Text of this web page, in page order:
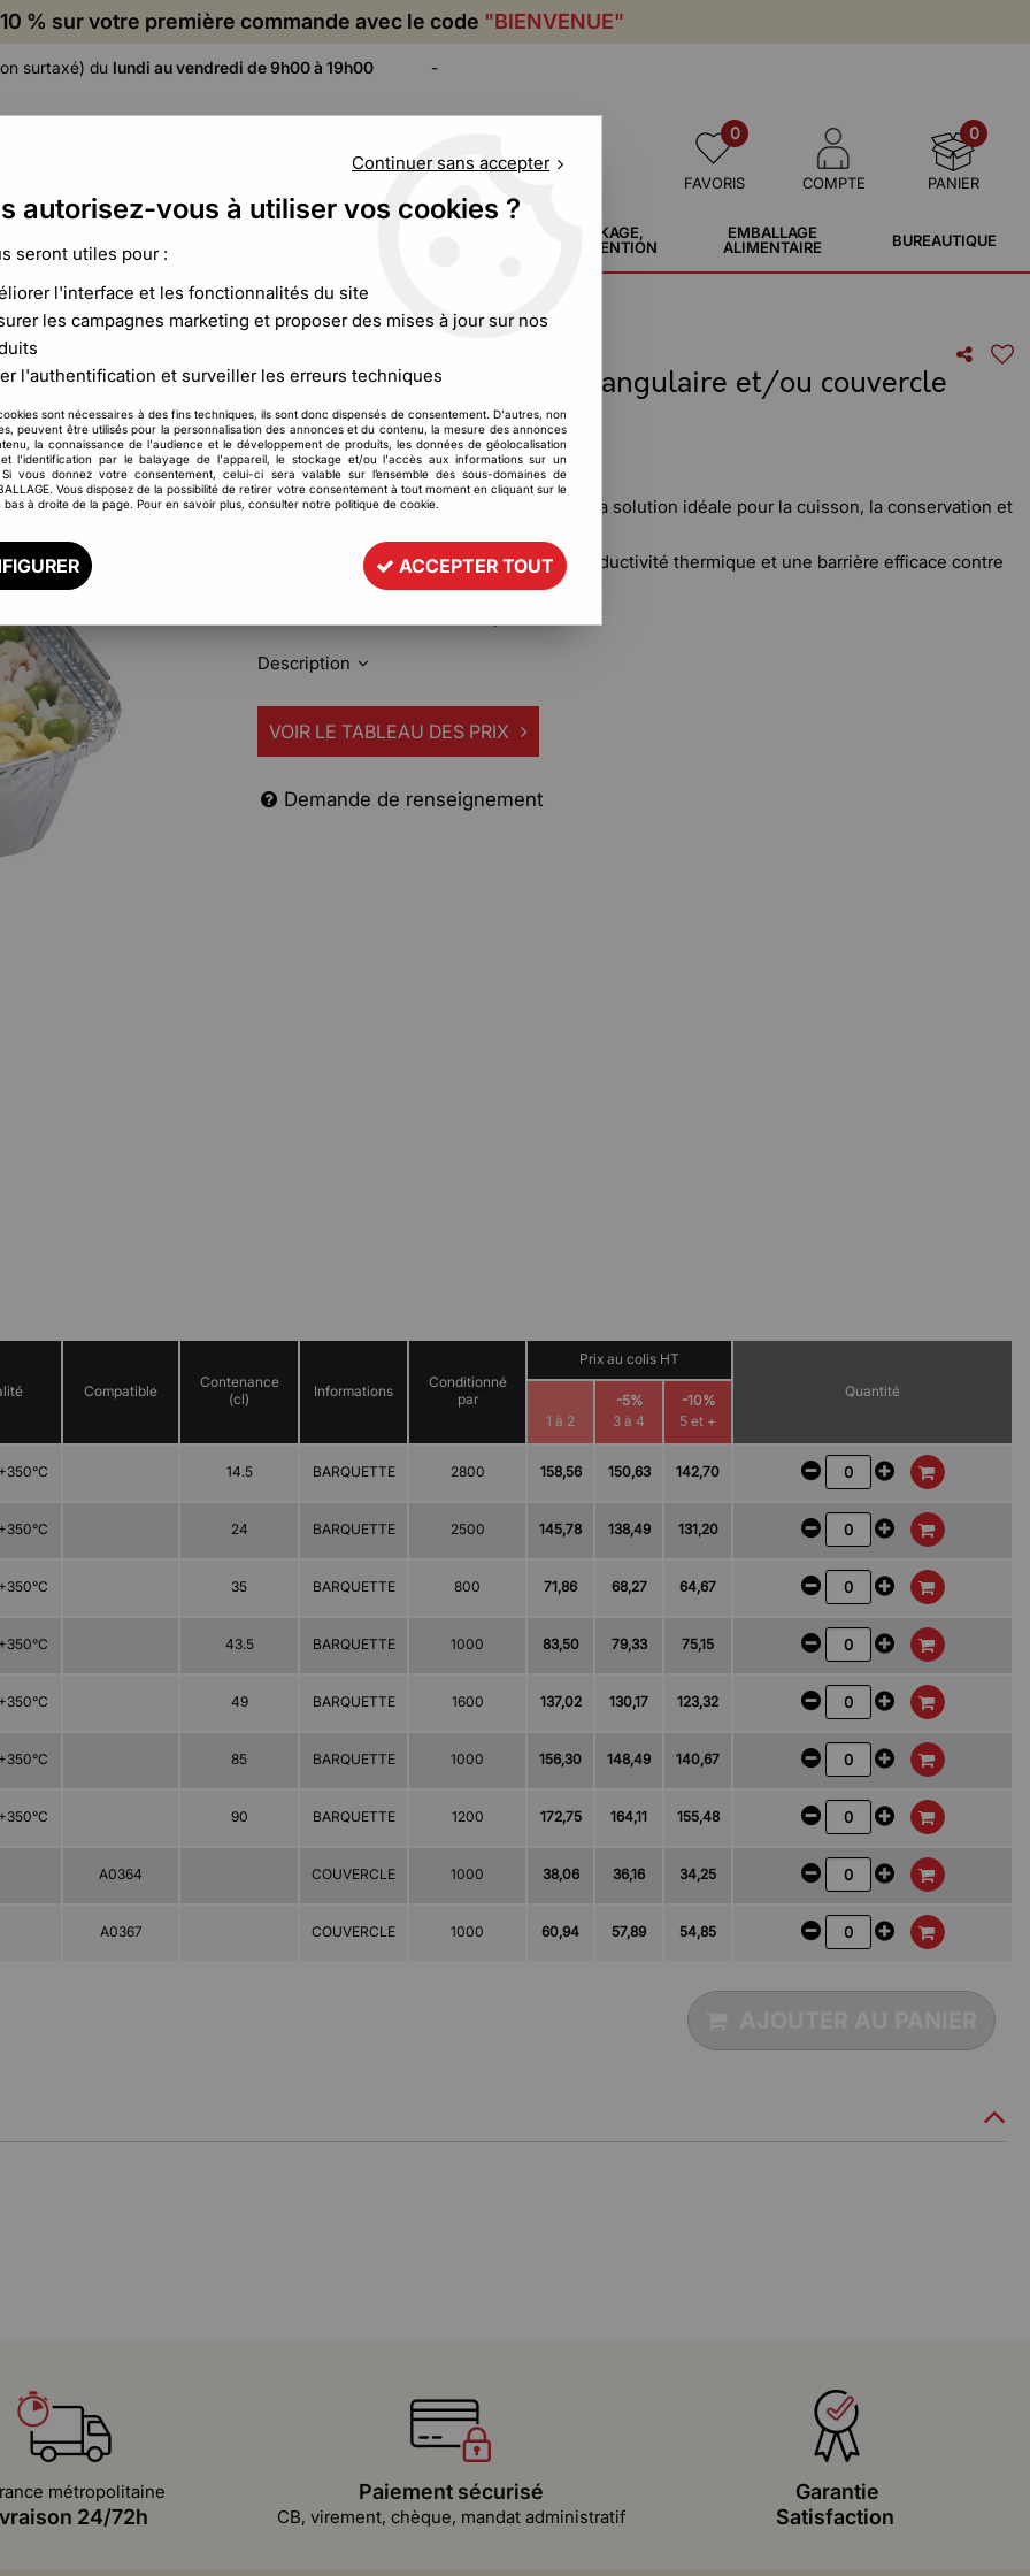
% sur votre première commande avec le code "BIENVENUE"
surtaxé) du lundi au vendredi de 9h00 à 19h00 -
0
FAVORIS COMPTE
0
PANIER
PROTECTION
ADHÉSIF,
STOCKAGE,
MANUTENTION
EMBALLAGE
ALIMENTAIRE
BUREAUTIQUE
aluminium rectangulaire et/ou couvercle
Barquette aluminium rectangulaire et/ou couvercle
À partir de 34,25 €HT
Réf. : CCB00460
Découvrez nos barquettes en aluminium, la solution idéale pour la cuisson, la conservation et
Ces barquettes offrent une excellente conductivité thermique et une barrière efficace contre
l'humidité et les graisses.
Description
VOIR LE TABLEAU DES PRIX
Demande de renseignement
Compatible
Contenance
(cl)
Informations
Conditionné
par
Prix au colis HT
Quantité
1 à 2
-5%
3 à 4
-10%
5 et +
14.5 BARQUETTE 2800 158,56 150,63 142,70
24 BARQUETTE 2500 145,78 138,49 131,20
35 BARQUETTE 800 71,86 68,27 64,67
43.5 BARQUETTE 1000 83,50 79,33 75,15
49 BARQUETTE 1600 137,02 130,17 123,32
85 BARQUETTE 1000 156,30 148,49 140,67
90 BARQUETTE 1200 172,75 164,11 155,48
A0364 COUVERCLE 1000 38,06 36,16 34,25
A0367 COUVERCLE 1000 60,94 57,89 54,85
métropolitaine
24/72h
Paiement sécurisé
CB, virement, chèque, mandat administratif
Garantie
Satisfaction
Continuer sans accepter
autorisez-vous à utiliser vos cookies ?
seront utiles pour :
l'interface et les fonctionnalités du site
les campagnes marketing et proposer des mises à jour sur nos
l'authentification et surveiller les erreurs techniques
sont nécessaires à des fins techniques, ils sont donc dispensés de consentement. D'autres, non
peuvent être utilisés pour la personnalisation des annonces et du contenu, la mesure des annonces
la connaissance de l'audience et le développement de produits, les données de géolocalisation
l'identification par le balayage de l'appareil, le stockage et/ou l'accès aux informations sur un
vous donnez votre consentement, celui-ci sera valable sur l’ensemble des sous-domaines de
Vous disposez de la possibilité de retirer votre consentement à tout moment en cliquant sur le
bas à droite de la page. Pour en savoir plus, consulter notre politique de cookie.
ACCEPTER TOUT